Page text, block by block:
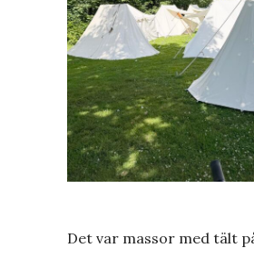
Det var massor med tält